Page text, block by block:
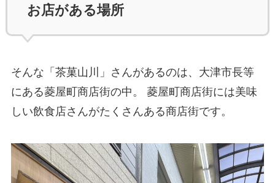
お店がある場所
そんな「茶菓山川」さんがあるのは、大津市長等
にある菱屋町商店街の中。 菱屋町商店街には美味
しい飲食店さんがたくさんある商店街です。